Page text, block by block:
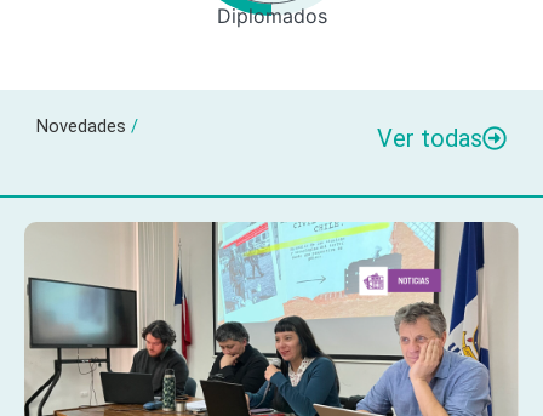
Diplomados
Novedades / Ver todas